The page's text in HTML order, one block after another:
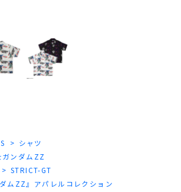
シャツ
ガンダムZZ
STRICT-GT
ムZZ』アパレルコレクション